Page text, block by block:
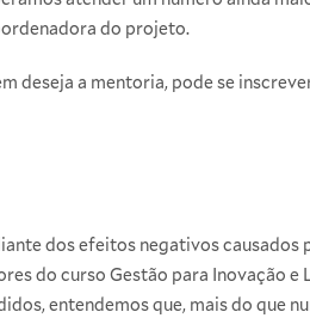
do projeto.
deseja a mentoria, pode se
dos efeitos negativos causados
do curso Gestão para Inovação e
entendemos que, mais do que